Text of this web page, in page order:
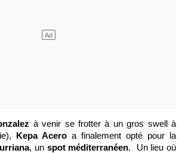
à venir se frotter à un gros swell à
Kepa Acero a finalement opté pour la
, un spot méditerranéen. Un lieu où